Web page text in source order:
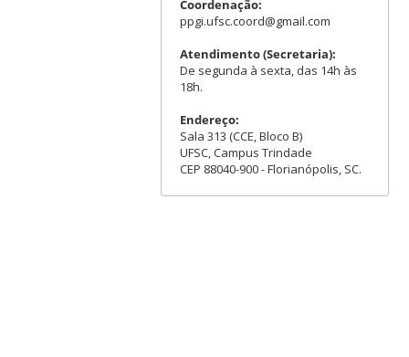
Coordenação:
ppgi.ufsc.coord@gmail.com
Atendimento (Secretaria):
De segunda à sexta, das 14h às
18h.
Endereço:
Sala 313 (CCE, Bloco B)
UFSC, Campus Trindade
CEP 88040-900 - Florianópolis, SC.